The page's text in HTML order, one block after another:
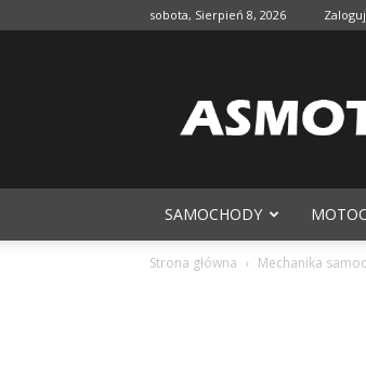
sobota, Sierpień 8, 2026
SAMOCHODY
Strona główna Mechanika